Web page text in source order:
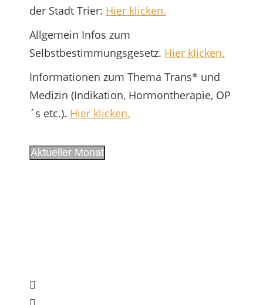
der Stadt Trier: Hier klicken.
Allgemein Infos zum
Selbstbestimmungsgesetz. Hier klicken.
Informationen zum Thema Trans* und
Medizin (Indikation, Hormontherapie, OP
´s etc.). Hier klicken.
Aktueller Monat